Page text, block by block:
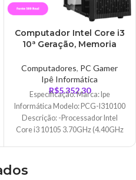
Computador Intel Core i3
10ª Geração, Memoria
1050Ti 4GB Fonte 500W
Computadores, PC Gamer
Ipê Informática
R$5.352,30
Especificação: Marca: Ipe
Informática Modelo: PCG-I310100
Descrição: -Processador Intel
Core i3 10105 3.70GHz (4.40GHz